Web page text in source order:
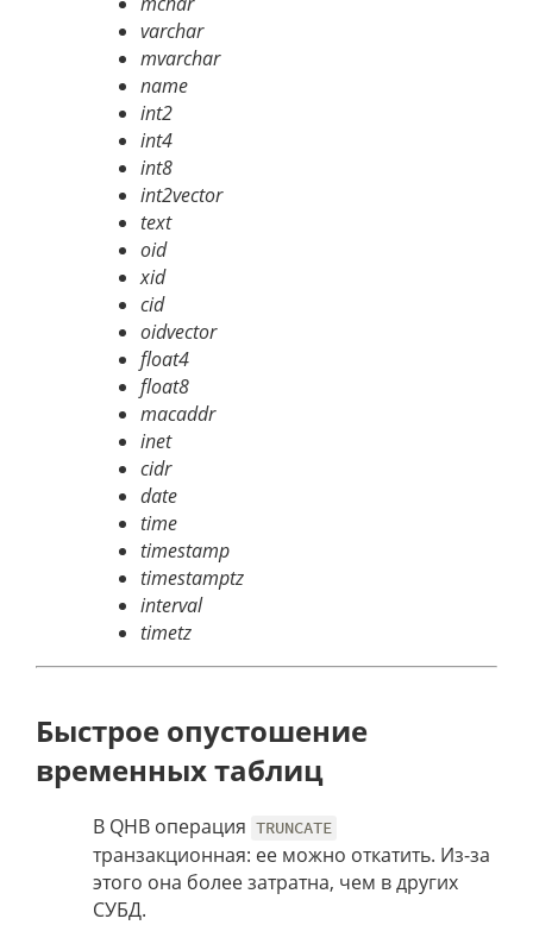
varchar
mvarchar
name
int2
int4
int8
int2vector
text
oid
xid
cid
oidvector
float4
float8
macaddr
inet
cidr
date
time
timestamp
timestamptz
interval
timetz
Быстрое опустошение
временных таблиц
В QHB операция TRUNCATE
транзакционная: ее можно откатить. Из-за
этого она более затратна, чем в других
СУБД.